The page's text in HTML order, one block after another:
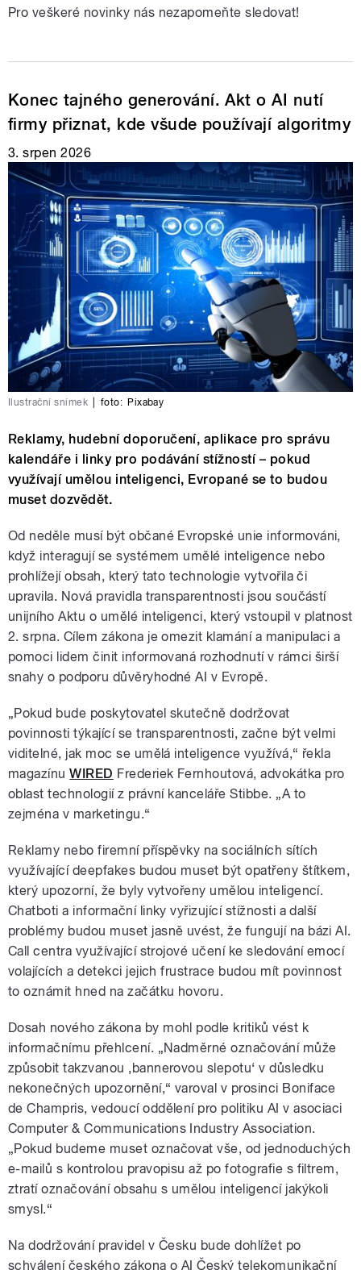
Pro veškeré novinky nás nezapomeňte sledovat!
Konec tajného generování. Akt o AI nutí
firmy přiznat, kde všude používají algoritmy
3. srpen 2026
Ilustrační snímek foto: Pixabay
Reklamy, hudební doporučení, aplikace pro správu
kalendáře i linky pro podávání stížností – pokud
využívají umělou inteligenci, Evropané se to budou
muset dozvědět.
Od neděle musí být občané Evropské unie informováni,
když interagují se systémem umělé inteligence nebo
prohlížejí obsah, který tato technologie vytvořila či
upravila. Nová pravidla transparentnosti jsou součástí
unijního Aktu o umělé inteligenci, který vstoupil v platnost
2. srpna. Cílem zákona je omezit klamání a manipulaci a
pomoci lidem činit informovaná rozhodnutí v rámci širší
snahy o podporu důvěryhodné AI v Evropě.
„Pokud bude poskytovatel skutečně dodržovat
povinnosti týkající se transparentnosti, začne být velmi
viditelné, jak moc se umělá inteligence využívá,“ řekla
magazínuWIRED Frederiek Fernhoutová, advokátka pro
oblast technologií z právní kanceláře Stibbe. „A to
zejména v marketingu.“
Reklamy nebo firemní příspěvky na sociálních sítích
využívající deepfakes budou muset být opatřeny štítkem,
který upozorní, že byly vytvořeny umělou inteligencí.
Chatboti a informační linky vyřizující stížnosti a další
problémy budou muset jasně uvést, že fungují na bázi AI.
Call centra využívající strojové učení ke sledování emocí
volajících a detekci jejich frustrace budou mít povinnost
to oznámit hned na začátku hovoru.
Dosah nového zákona by mohl podle kritiků vést k
informačnímu přehlcení. „Nadměrné označování může
způsobit takzvanou ‚bannerovou slepotu‘ v důsledku
nekonečných upozornění,“ varoval v prosinci Boniface
de Champris, vedoucí oddělení pro politiku AI v asociaci
Computer & Communications Industry Association.
„Pokud budeme muset označovat vše, od jednoduchých
e-mailů s kontrolou pravopisu až po fotografie s filtrem,
ztratí označování obsahu s umělou inteligencí jakýkoli
smysl.“
Na dodržování pravidel v Česku bude dohlížet po
schválení českého zákona o AI Český telekomunikační